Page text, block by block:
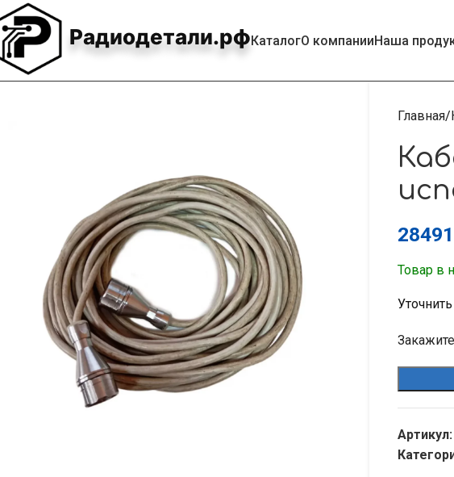
Радиодетали.рфКаталогО компанииНаша
Главная
28491
Товар в
Артикул: